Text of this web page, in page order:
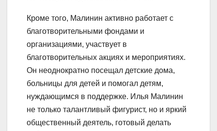
Кроме того, Малинин активно работает с
благотворительными фондами и
организациями, участвует в
благотворительных акциях и мероприятиях.
Он неоднократно посещал детские дома,
больницы для детей и помогал детям,
нуждающимся в поддержке. Илья Малинин
не только талантливый фигурист, но и яркий
общественный деятель, готовый делать